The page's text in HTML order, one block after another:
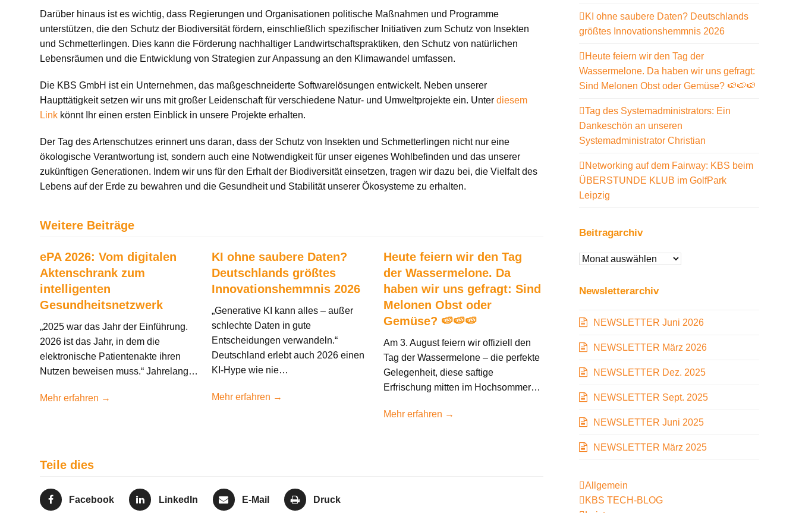
Darüber hinaus ist es wichtig, dass Regierungen und Organisationen politische Maßnahmen und Programme
unterstützen, die den Schutz der Biodiversität fördern, einschließlich spezifischer Initiativen zum Schutz von Insekten
und Schmetterlingen. Dies kann die Förderung nachhaltiger Landwirtschaftspraktiken, den Schutz von natürlichen
Lebensräumen und die Entwicklung von Strategien zur Anpassung an den Klimawandel umfassen.
Die KBS GmbH ist ein Unternehmen, das maßgeschneiderte Softwarelösungen entwickelt. Neben unserer
Haupttätigkeit setzen wir uns mit großer Leidenschaft für verschiedene Natur- und Umweltprojekte ein. Unterdiesem
Link könnt Ihr einen ersten Einblick in unsere Projekte erhalten.
Der Tag des Artenschutzes erinnert uns daran, dass der Schutz von Insekten und Schmetterlingen nicht nur eine
ökologische Verantwortung ist, sondern auch eine Notwendigkeit für unser eigenes Wohlbefinden und das unserer
zukünftigen Generationen. Indem wir uns für den Erhalt der Biodiversität einsetzen, tragen wir dazu bei, die Vielfalt des
Lebens auf der Erde zu bewahren und die Gesundheit und Stabilität unserer Ökosysteme zu erhalten.
Weitere Beiträge
ePA 2026: Vom digitalen
Aktenschrank zum
intelligenten
Gesundheitsnetzwerk
„2025 war das Jahr der Einführung.
2026 ist das Jahr, in dem die
elektronische Patientenakte ihren
Nutzen beweisen muss.“ Jahrelang…
Mehr erfahren →
KI ohne saubere Daten?
Deutschlands größtes
Innovationshemmnis 2026
„Generative KI kann alles – außer
schlechte Daten in gute
Entscheidungen verwandeln.“
Deutschland erlebt auch 2026 einen
KI-Hype wie nie…
Mehr erfahren →
Heute feiern wir den Tag
der Wassermelone. Da
haben wir uns gefragt: Sind
Melonen Obst oder
Gemüse? 🍉🍉🍉
Am 3. August feiern wir offiziell den
Tag der Wassermelone – die perfekte
Gelegenheit, diese saftige
Erfrischung mitten im Hochsommer…
Mehr erfahren →
Teile dies
Facebook LinkedIn E-Mail Druck
KI ohne saubere Daten? Deutschlands
größtes Innovationshemmnis 2026
Heute feiern wir den Tag der
Wassermelone. Da haben wir uns gefragt:
Sind Melonen Obst oder Gemüse? 🍉🍉🍉
Tag des Systemadministrators: Ein
Dankeschön an unseren
Systemadministrator Christian
Networking auf dem Fairway: KBS beim
ÜBERSTUNDE KLUB im GolfPark
Leipzig
Beitragarchiv
Beitragarchiv
Newsletterarchiv
NEWSLETTER Juni 2026
NEWSLETTER März 2026
NEWSLETTER Dez. 2025
NEWSLETTER Sept. 2025
NEWSLETTER Juni 2025
NEWSLETTER März 2025
Allgemein
KBS TECH-BLOG